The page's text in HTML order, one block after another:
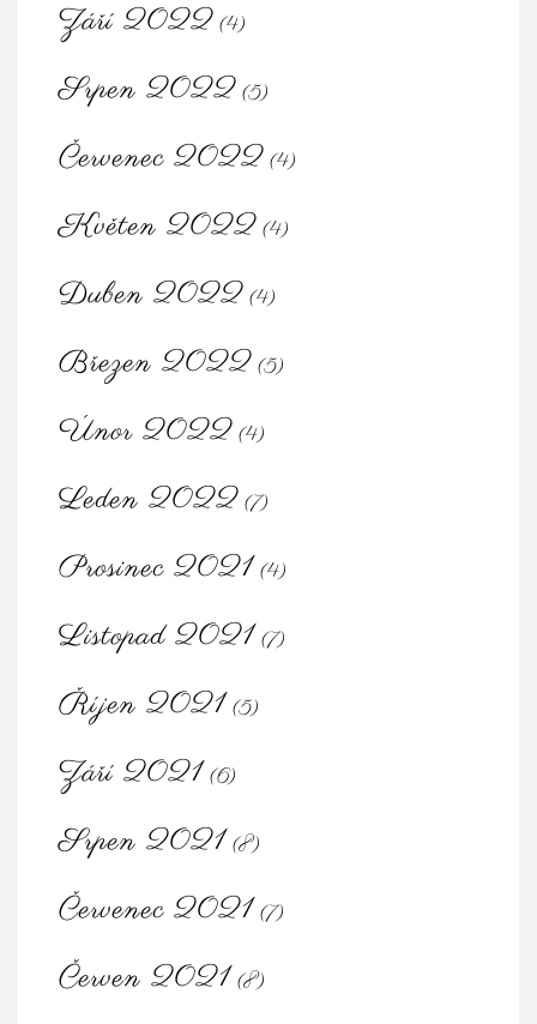
Září 2022 (4)
Srpen 2022 (5)
Červenec 2022 (4)
Květen 2022 (4)
Duben 2022 (4)
Březen 2022 (5)
Únor 2022 (4)
Leden 2022 (7)
Prosinec 2021 (4)
Listopad 2021 (7)
Říjen 2021 (5)
Září 2021 (6)
Srpen 2021 (8)
Červenec 2021 (7)
Červen 2021 (8)